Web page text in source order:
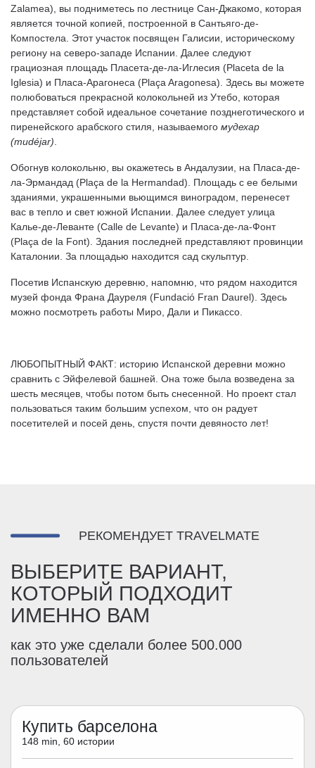
Zalamea), вы подниметесь по лестнице Сан-Джакомо, которая
является точной копией, построенной в Сантьяго-де-
Компостела. Этот участок посвящен Галисии, историческому
региону на северо-западе Испании. Далее следуют
грациозная площадь Пласета-де-ла-Иглесия (Placeta de la
Iglesia) и Пласа-Арагонеса (Plaça Aragonesa). Здесь вы можете
полюбоваться прекрасной колокольней из Утебо, которая
представляет собой идеальное сочетание позднеготического и
пиренейского арабского стиля, называемого мудехар
(mudéjar)
Обогнув колокольню, вы окажетесь в Андалузии, на Пласа-де-
ла-Эрмандад (Plaça de la Hermandad). Площадь с ее белыми
зданиями, украшенными вьющимся виноградом, перенесет
вас в тепло и свет южной Испании. Далее следует улица
Калье-де-Леванте (Calle de Levante) и Пласа-де-ла-Фонт
(Plaça de la Font). Здания последней представляют провинции
Каталонии. За площадью находится сад скульптур.
Посетив Испанскую деревню, напомню, что рядом находится
музей фонда Франа Дауреля (Fundació Fran Daurel). Здесь
можно посмотреть работы Миро, Дали и Пикассо.
ЛЮБОПЫТНЫЙ ФАКТ: историю Испанской деревни можно
сравнить с Эйфелевой башней. Она тоже была возведена за
шесть месяцев, чтобы потом быть снесенной. Но проект стал
пользоваться таким большим успехом, что он радует
посетителей и посей день, спустя почти девяносто лет!
РЕКОМЕНДУЕТ TRAVELMATE
ВЫБЕРИТЕ ВАРИАНТ,
КОТОРЫЙ ПОДХОДИТ
ИМЕННО ВАМ
как это уже сделали более 500.000
пользователей
Купить барселона
148 min, 60 истории